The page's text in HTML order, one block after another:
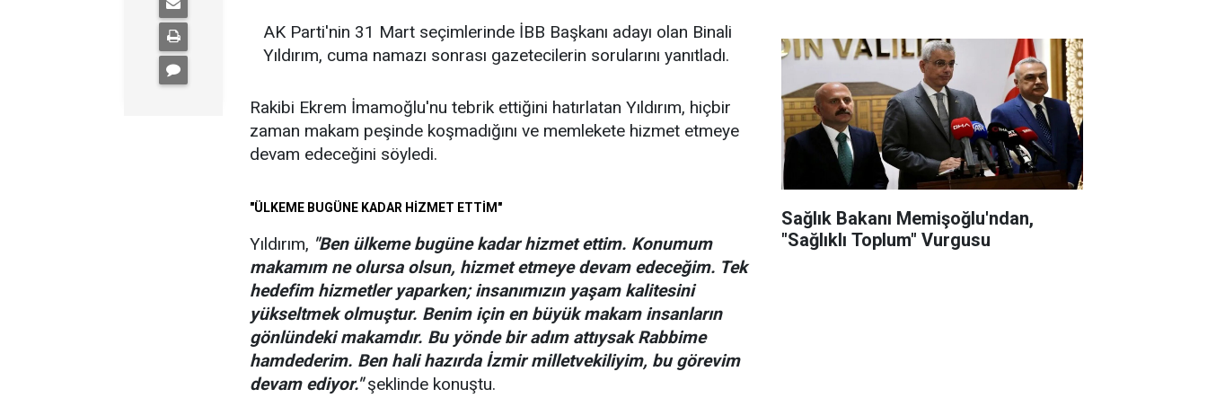
AK Parti'nin 31 Mart seçimlerinde İBB Başkanı adayı olan Binali
Yıldırım, cuma namazı sonrası gazetecilerin sorularını yanıtladı.
Rakibi Ekrem İmamoğlu'nu tebrik ettiğini hatırlatan Yıldırım, hiçbir
zaman makam peşinde koşmadığını ve memlekete hizmet etmeye
devam edeceğini söyledi.
"ÜLKEME BUGÜNE KADAR HİZMET ETTİM"
Yıldırım, "Ben ülkeme bugüne kadar hizmet ettim. Konumum
makamım ne olursa olsun, hizmet etmeye devam edeceğim. Tek
hedefim hizmetler yaparken; insanımızın yaşam kalitesini
yükseltmek olmuştur. Benim için en büyük makam insanların
gönlündeki makamdır. Bu yönde bir adım attıysak Rabbime
hamdederim. Ben hali hazırda İzmir milletvekiliyim, bu görevim
devam ediyor."şeklinde konuştu.
Sağlık Bakanı Memişoğlu'ndan,
"Sağlıklı Toplum" Vurgusu